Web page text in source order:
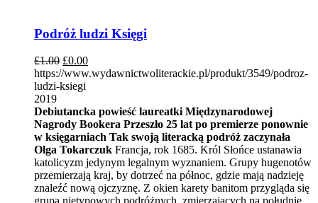
Podróż ludzi Księgi
£1.00 £0.00
https://www.wydawnictwoliterackie.pl/produkt/3549/podroz-
ludzi-ksiegi
2019
Debiutancka powieść laureatki Międzynarodowej
Nagrody Bookera Przeszło 25 lat po premierze ponownie
w księgarniach Tak swoją literacką podróż zaczynała
Olga Tokarczuk Francja, rok 1685. Król Słońce ustanawia
katolicyzm jedynym legalnym wyznaniem. Grupy hugenotów
przemierzają kraj, by dotrzeć na północ, gdzie mają nadzieję
znaleźć nową ojczyznę. Z okien karety banitom przygląda się